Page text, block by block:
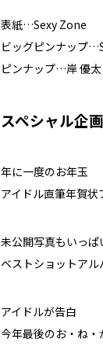
表紙…Sexy Zone
ビッグピンナップ
ピンナップ…岸 優
スペシャル企画
年に一度のお年玉
アイドル直筆年賀状
未公開写真もいっ
ベストショットアル
アイドルが告白
今年最後のお・ね